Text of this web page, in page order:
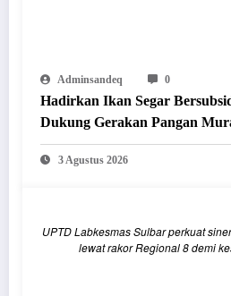
Adminsandeq 0
Hadirkan Ikan Segar
Dukung Gerakan Pangan
Masyarakat
3 Agustus 2026
UPTD Labkesmas Sulbar perkuat
lewat rakor Regional 8 demi